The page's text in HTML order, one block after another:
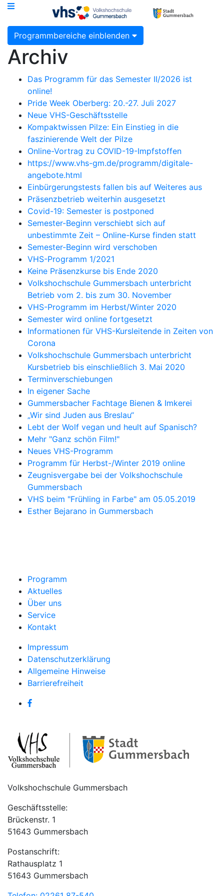
Programmbereiche einblenden
Archiv
Das Programm für das Semester II/2026 ist
online!
Pride Week Oberberg: 20.-27. Juli 2027
Neue VHS-Geschäftsstelle
Kompaktwissen Pilze: Ein Einstieg in die
faszinierende Welt der Pilze
Online-Vortrag zu COVID-19-Impfstoffen
https://www.vhs-gm.de/programm/digitale-
angebote.html
Einbürgerungstests fallen bis auf Weiteres aus
Präsenzbetrieb weiterhin ausgesetzt
Covid-19: Semester is postponed
Semester-Beginn verschiebt sich auf
unbestimmte Zeit – Online-Kurse finden statt
Semester-Beginn wird verschoben
VHS-Programm 1/2021
Keine Präsenzkurse bis Ende 2020
Volkshochschule Gummersbach unterbricht
Betrieb vom 2. bis zum 30. November
VHS-Programm im Herbst/Winter 2020
Semester wird online fortgesetzt
Informationen für VHS-Kursleitende in Zeiten von
Corona
Volkshochschule Gummersbach unterbricht
Kursbetrieb bis einschließlich 3. Mai 2020
Terminverschiebungen
In eigener Sache
Gummersbacher Fachtage Bienen & Imkerei
„Wir sind Juden aus Breslau“
Lebt der Wolf vegan und heult auf Spanisch?
Mehr "Ganz schön Film!"
Neues VHS-Programm
Programm für Herbst-/Winter 2019 online
Zeugnisvergabe bei der Volkshochschule
Gummersbach
VHS beim "Frühling in Farbe" am 05.05.2019
Esther Bejarano in Gummersbach
Programm
Aktuelles
Über uns
Service
Kontakt
Impressum
Datenschutzerklärung
Allgemeine Hinweise
Barrierefreiheit
Volkshochschule Gummersbach
Geschäftsstelle:
Brückenstr. 1
51643 Gummersbach
Postanschrift:
Rathausplatz 1
51643 Gummersbach